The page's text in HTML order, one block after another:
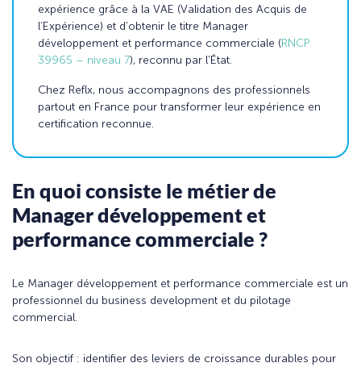
expérience grâce à la VAE (Validation des Acquis de
l’Expérience) et d’obtenir le titre Manager
développement et performance commerciale (RNCP
39965 – niveau 7), reconnu par l’État.
Chez Reflx, nous accompagnons des professionnels
partout en France pour transformer leur expérience en
certification reconnue.
En quoi consiste le métier de
Manager développement et
performance commerciale ?
Le Manager développement et performance commerciale est un
professionnel du business development et du pilotage
commercial.
Son objectif : identifier des leviers de croissance durables pour